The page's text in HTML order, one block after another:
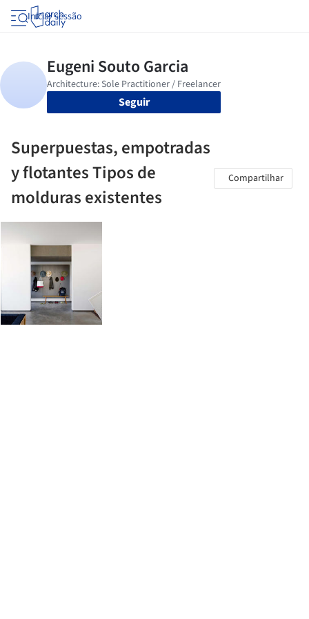
Iniciar sessão
Seguir
Superpuestas, empotradas
y flotantes Tipos de
molduras existentes
Compartilhar